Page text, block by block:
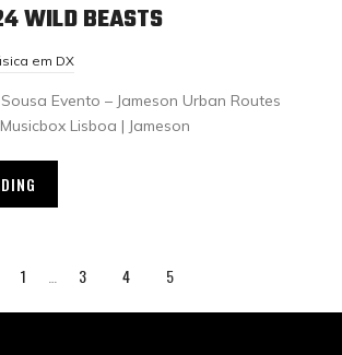
WILD BEASTS
em DX
Evento – Jameson Urban Routes
Lisboa | Jameson
1 3 4 5